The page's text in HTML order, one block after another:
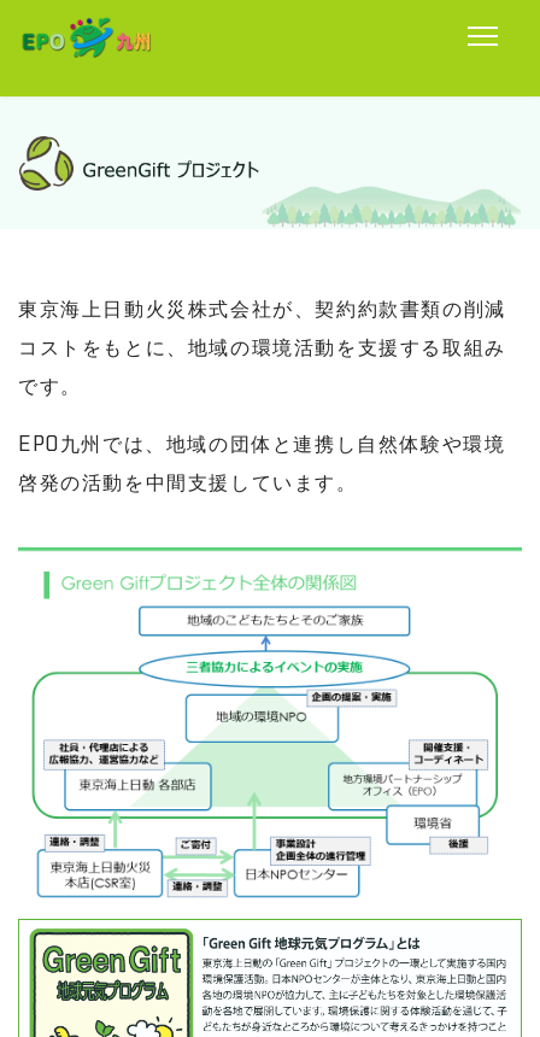
東京海上日動火災株式会社が、契約約款書類の削減
コストをもとに、地域の環境活動を支援する取組み
です。
EPO九州では、地域の団体と連携し自然体験や環境
啓発の活動を中間支援しています。